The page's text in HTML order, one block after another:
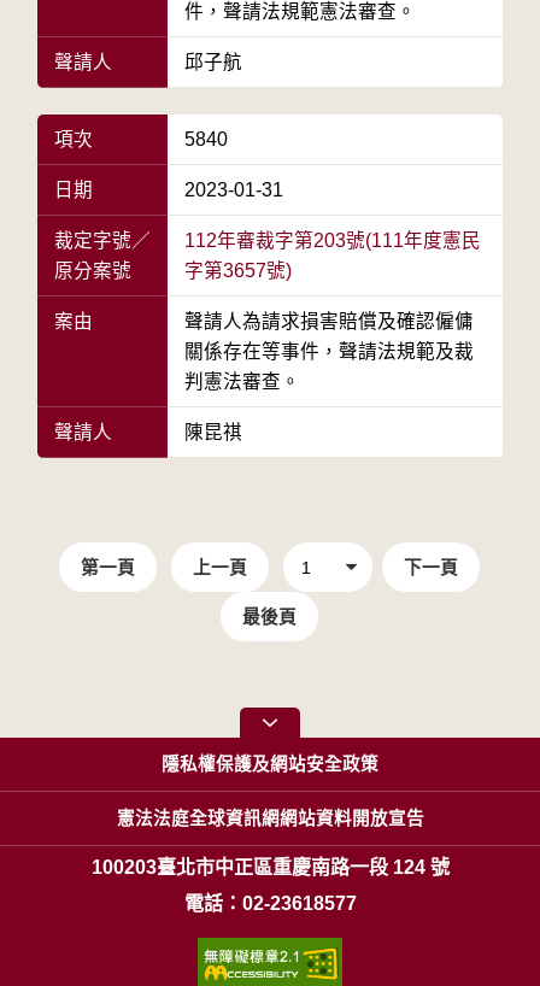
件，聲請法規範憲法審查。
聲請人 邱子航
項次 5840
日期 2023-01-31
裁定字號／
原分案號
112年審裁字第203號(111年度憲民
字第3657號)
案由
聲請人為請求損害賠償及確認僱傭
關係存在等事件，聲請法規範及裁
判憲法審查。
聲請人 陳昆祺
第一頁 上一頁 下一頁
最後頁
隱私權保護及網站安全政策
憲法法庭全球資訊網網站資料開放宣告
100203臺北市中正區重慶南路一段 124 號
電話：02-23618577